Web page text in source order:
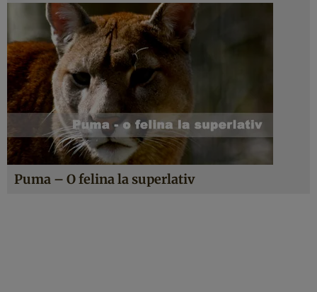
Puma – O felina la superlativ